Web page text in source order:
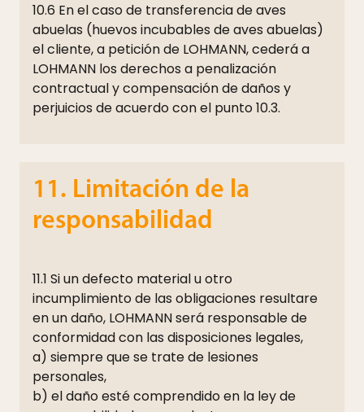
10.6 En el caso de transferencia de aves
abuelas (huevos incubables de aves abuelas)
el cliente, a petición de LOHMANN, cederá a
LOHMANN los derechos a penalización
contractual y compensación de daños y
perjuicios de acuerdo con el punto 10.3.
11. Limitación de la
responsabilidad
11.1 Si un defecto material u otro
incumplimiento de las obligaciones resultare
en un daño, LOHMANN será responsable de
conformidad con las disposiciones legales,
a) siempre que se trate de lesiones
personales,
b) el daño esté comprendido en la ley de